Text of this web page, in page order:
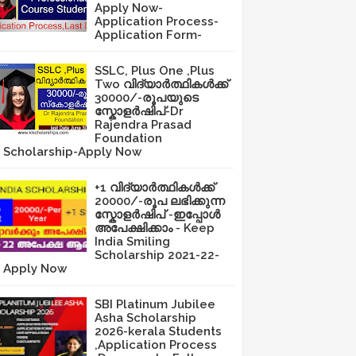
Apply Now-
Application Process-
Application Form-
SSLC, Plus One ,Plus
Two വിദ്യാർത്ഥികൾക്ക്
30000/-രൂപയുടെ
സ്കോളർഷിപ്-Dr
Rajendra Prasad
Foundation
Scholarship-Apply Now
+1 വിദ്യാർത്ഥികൾക്ക്
20000/-രൂപ ലഭിക്കുന്ന
സ്കോളർഷിപ് -ഇപ്പോൾ
അപേക്ഷിക്കാം - Keep
India Smiling
Scholarship 2021-22-
Apply Now
SBI Platinum Jubilee
Asha Scholarship
2026-kerala Students
,Application Process